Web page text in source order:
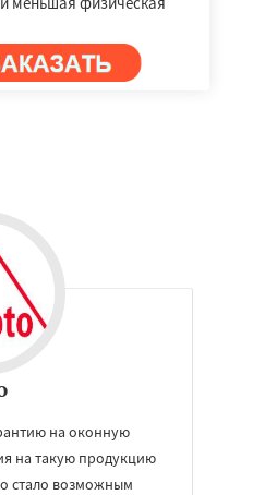
на оконную
на такую продукцию
стало возможным